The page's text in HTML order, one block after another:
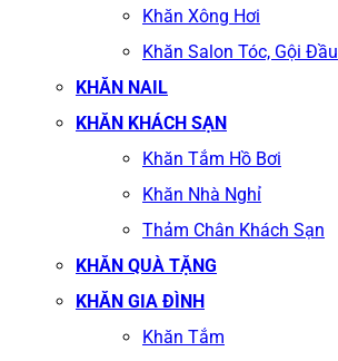
Khăn Xông Hơi
Khăn Salon Tóc, Gội Đầu
KHĂN NAIL
KHĂN KHÁCH SẠN
Khăn Tắm Hồ Bơi
Khăn Nhà Nghỉ
Thảm Chân Khách Sạn
KHĂN QUÀ TẶNG
KHĂN GIA ĐÌNH
Khăn Tắm